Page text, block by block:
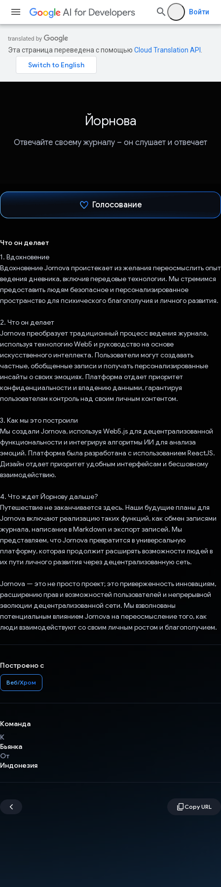
Войти
Эта страница переведена с помощью Cloud Translation API
Йорнова
Отвечайте своему журналу – он слушает и отвечает
Голосование
Что он делает
1. Вдохновение
Вдохновение Jornova проистекает из желания переосмыслить опыт
ведения дневника, включив передовые технологии. Мы стремимся
предоставить людям безопасное и персонализированное
пространство для психического благополучия и личного развития.
2. Что он делает
Jornova преобразует традиционный процесс ведения журнала,
используя технологию Web5 и руководство на основе
искусственного интеллекта. Пользователи могут создавать
частные, обобщенные записи и получать персонализированные
инсайты о своих эмоциях. Платформа отдает приоритет
конфиденциальности и владению данными, гарантируя
пользователям контроль над своим личным контентом.
3. Как мы это построили
Мы создали Jornova, используя Web5.js для децентрализованной
функциональности и интегрируя алгоритмы ИИ для анализа
эмоций. Платформа была разработана с использованием ReactJS.
Дизайн отдает приоритет удобным интерфейсам и бесшовному
взаимодействию.
4. Что ждет Йорнову дальше?
Путешествие не заканчивается здесь. Наши будущие планы для
Jornova включают реализацию таких функций, как обмен записями
журнала, написание в Markdown и экспорт записей. Мы
представляем, что Jornova превратится в универсальную
платформу, которая продолжит расширять возможности людей в
их пути личного развития через децентрализованную сеть.
Jornova — это не просто проект; это приверженность инновациям,
расширению прав и возможностей пользователей и непрерывной
эволюции децентрализованной сети. Мы взволнованы
потенциальным влиянием Jornova на переосмысление того, как
люди взаимодействуют со своим личным ростом и благополучием.
Построено с
Веб/Хром
Команда
К
Бьянка
От
Индонезия